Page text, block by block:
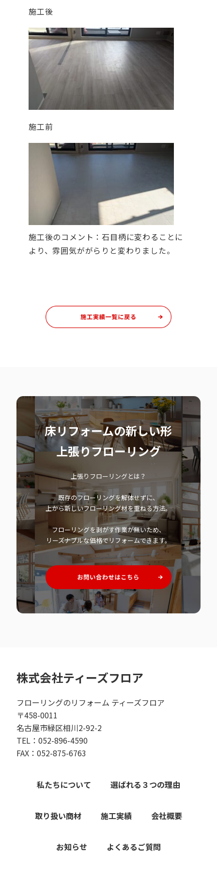
施工後
施工前
施工後のコメント：石目柄に変わることに
より、雰囲気ががらりと変わりました。
床リフォームの新しい形
上張りフローリング
上張りフローリングとは？
既存のフローリングを解体せずに、
上から新しいフローリング材を重ねる方法。
フローリングを剥がす作業が無いため、
リーズナブルな価格でリフォームできます。
株式会社ティーズフロア
フローリングのリフォーム ティーズフロア
〒458-0011
名古屋市緑区相川2-92-2
TEL：052-896-4590
FAX：052-875-6763
私たちについて 選ばれる３つの理由
取り扱い商材 施工実績 会社概要
お知らせ よくあるご質問